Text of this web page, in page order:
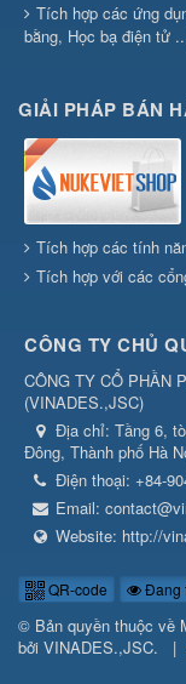
Tích hợp các ứng
bằng, Học bạ điện tử
GIẢI PHÁP BÁN
Tích hợp các tính
Tích hợp với các
CÔNG TY CHỦ
CÔNG TY CỔ PHẦN
(VINADES.,JSC)
Địa chỉ: Tầng 6,
Đông, Thành phố Hà
Điện thoại: +84-
Email:
Website: http://
QR-code Đang
© Bản quyền thuộc về
bởi VINADES.,JSC. |